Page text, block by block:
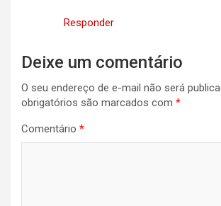
Responder
Deixe um comentário
O seu endereço de e-mail não será
obrigatórios são marcados com *
Comentário *